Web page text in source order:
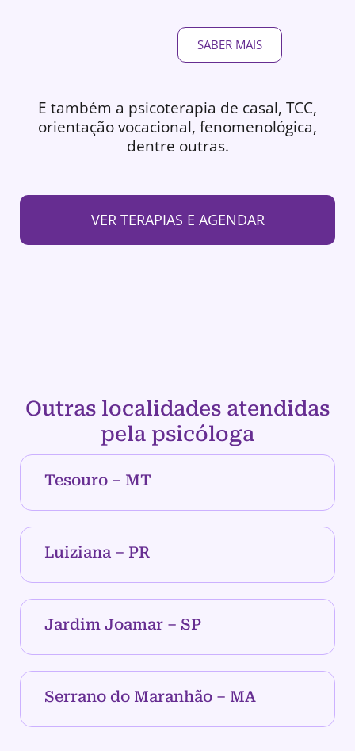
SABER MAIS
E também a psicoterapia de casal, TCC,
orientação vocacional, fenomenológica,
dentre outras.
VER TERAPIAS E AGENDAR
Outras localidades atendidas
pela psicóloga
Tesouro – MT
Luiziana – PR
Jardim Joamar – SP
Serrano do Maranhão – MA